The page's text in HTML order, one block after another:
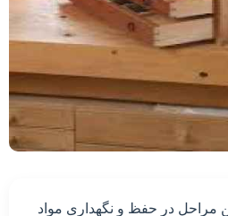
مراحل در حفظ و نگهداری مواد